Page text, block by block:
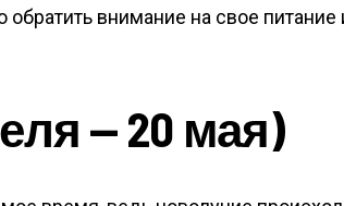
внимание на свое питание
— 20 мая)